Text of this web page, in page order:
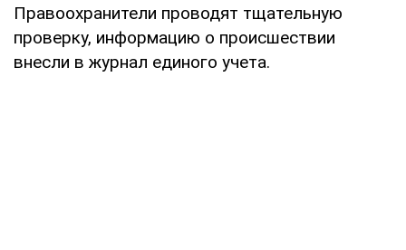
Правоохранители проводят тщательную
проверку, информацию о происшествии
внесли в журнал единого учета.